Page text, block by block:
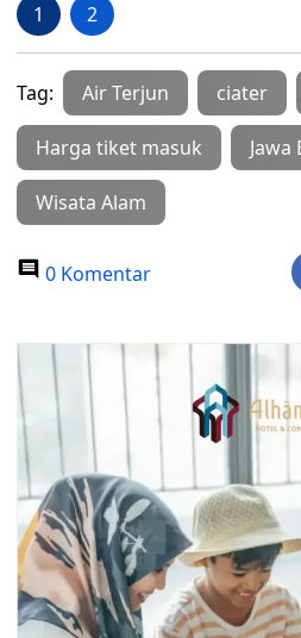
1 2
Tag: Air Terjun ciater
Harga tiket masuk Jawa
Wisata Alam
0 Komentar